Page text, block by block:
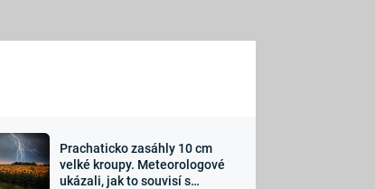
Sledujte nás
Prachaticko zasáhly 10 cm
velké kroupy. Meteorologové
ukázali, jak to souvisí s